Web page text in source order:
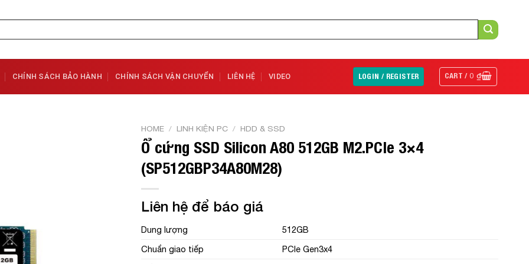
CHÍNH SÁCH BẢO HÀNH CHÍNH SÁCH VẬN CHUYỂN LIÊN HỆ VIDEO LOGIN / REGISTER CART /0₫
HOME / LINH KIỆN PC / HDD & SSD
Ổ cứng SSD Silicon A80 512GB M2.PCIe 3×4
(SP512GBP34A80M28)
Liên hệ để báo giá
Dung lượng
512GB
Chuẩn giao tiếp
PCIe Gen3x4